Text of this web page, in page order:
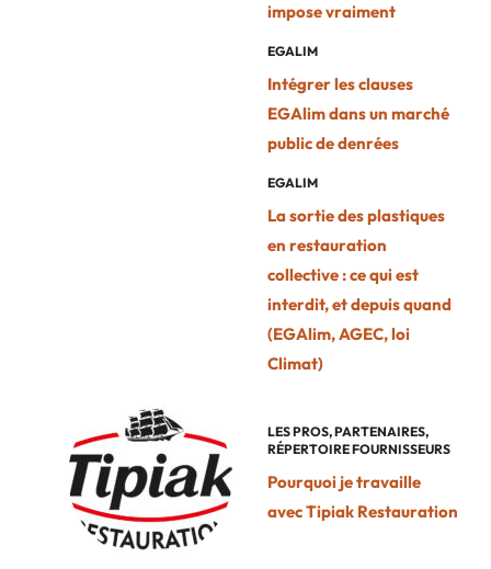
impose vraiment
EGALIM
Intégrer les clauses
EGAlim dans un marché
public de denrées
EGALIM
La sortie des plastiques
en restauration
collective : ce qui est
interdit, et depuis quand
(EGAlim, AGEC, loi
Climat)
LES PROS,PARTENAIRES,
RÉPERTOIRE FOURNISSEURS
Pourquoi je travaille
avec Tipiak Restauration